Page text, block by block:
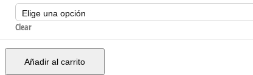
Clear
Añadir al carrito